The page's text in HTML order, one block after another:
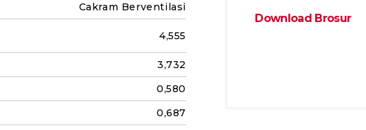
Cakram Berventilasi
4,555
3,732
0,580
0,687
Download Brosur